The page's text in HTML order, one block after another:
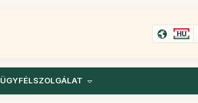
HU
ÜGYFÉLSZOLGÁLAT